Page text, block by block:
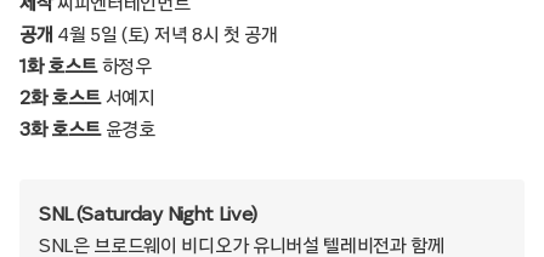
공개 4월 5일 (토) 저녁 8시 첫 공개
1화 호스트하정우
2화 호스트서예지
3화 호스트윤경호
SNL (Saturday Night Live)
SNL은 브로드웨이 비디오가 유니버설 텔레비전과 함께